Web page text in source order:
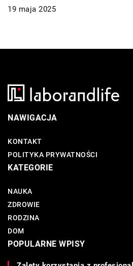
19 maja 2025
NAWIGACJA
KONTAKT
POLITYKA PRYWATNOŚCI
KATEGORIE
NAUKA
ZDROWIE
RODZINA
DOM
POPULARNE WPISY